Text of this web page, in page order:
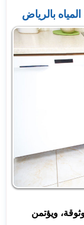
بالرياض
ويؤتمن